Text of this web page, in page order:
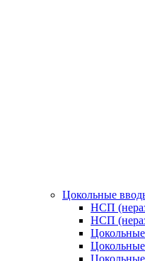
Цокольные
НСП
НСП